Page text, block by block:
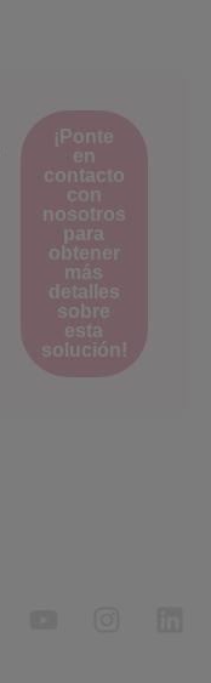
¡Ponte
en
contacto
con
nosotros
para
obtener
más
detalles
sobre
esta
solución!